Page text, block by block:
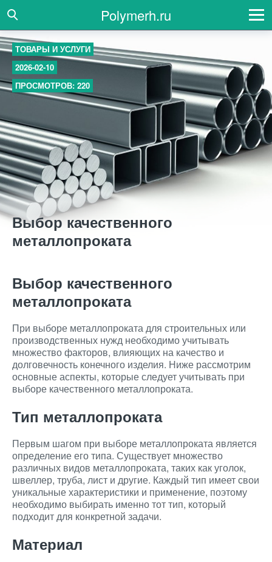
Polymerh.ru
ТОВАРЫ И УСЛУГИ
2026-02-10
ПРОСМОТРОВ: 220
Выбор качественного
металлопроката
Выбор качественного
металлопроката
При выборе металлопроката для строительных или
производственных нужд необходимо учитывать
множество факторов, влияющих на качество и
долговечность конечного изделия. Ниже рассмотрим
основные аспекты, которые следует учитывать при
выборе качественного металлопроката.
Тип металлопроката
Первым шагом при выборе металлопроката является
определение его типа. Существует множество
различных видов металлопроката, таких как уголок,
швеллер, труба, лист и другие. Каждый тип имеет свои
уникальные характеристики и применение, поэтому
необходимо выбирать именно тот тип, который
подходит для конкретной задачи.
Материал